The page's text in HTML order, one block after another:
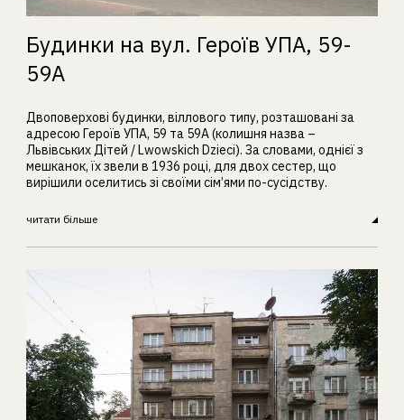
Будинки на вул. Героїв УПА, 59-
59А
Двоповерхові будинки, віллового типу, розташовані за
адресою Героїв УПА, 59 та 59А (колишня назва –
Львівських Дітей / Lwowskich Dzieci). За словами, однієї з
мешканок, їх звели в 1936 році, для двох сестер, що
вирішили оселитись зі своїми сім’ями по-сусідству.
читати більше